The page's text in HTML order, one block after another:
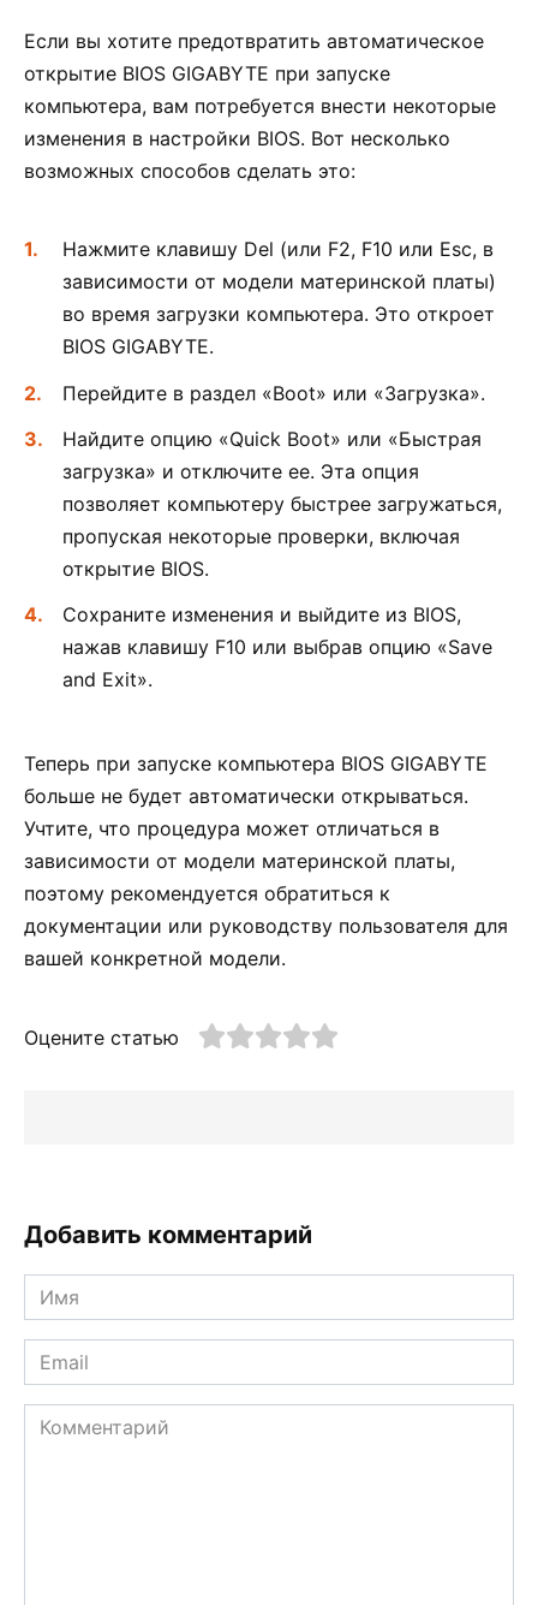
Если вы хотите предотвратить автоматическое
открытие BIOS GIGABYTE при запуске
компьютера, вам потребуется внести некоторые
изменения в настройки BIOS. Вот несколько
возможных способов сделать это:
Нажмите клавишу Del (или F2, F10 или Esc, в
зависимости от модели материнской платы)
во время загрузки компьютера. Это откроет
BIOS GIGABYTE.
Перейдите в раздел «Boot» или «Загрузка».
Найдите опцию «Quick Boot» или «Быстрая
загрузка» и отключите ее. Эта опция
позволяет компьютеру быстрее загружаться,
пропуская некоторые проверки, включая
открытие BIOS.
Сохраните изменения и выйдите из BIOS,
нажав клавишу F10 или выбрав опцию «Save
and Exit».
Теперь при запуске компьютера BIOS GIGABYTE
больше не будет автоматически открываться.
Учтите, что процедура может отличаться в
зависимости от модели материнской платы,
поэтому рекомендуется обратиться к
документации или руководству пользователя для
вашей конкретной модели.
Оцените статью
Добавить комментарий
Имя
*
Email
*
Комментарий